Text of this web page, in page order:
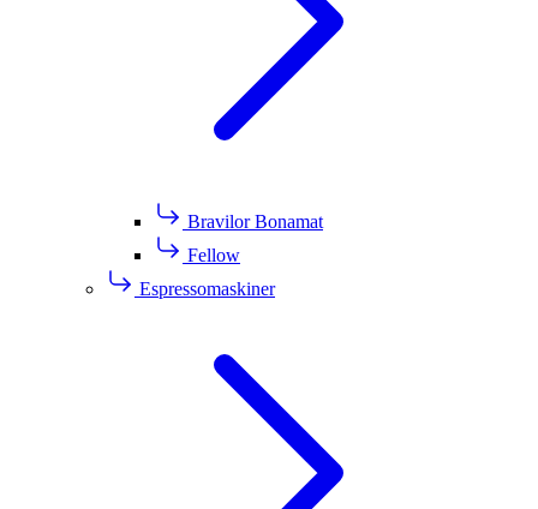
Bravilor Bonamat
Fellow
Espressomaskiner